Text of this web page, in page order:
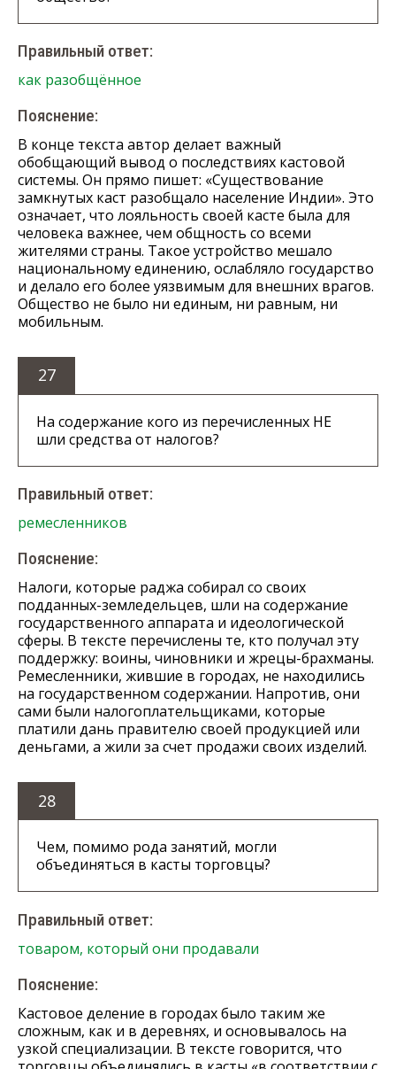
Правильный ответ:
как разобщённое
Пояснение:
В конце текста автор делает важный
обобщающий вывод о последствиях кастовой
системы. Он прямо пишет: «Существование
замкнутых каст разобщало население Индии». Это
означает, что лояльность своей касте была для
человека важнее, чем общность со всеми
жителями страны. Такое устройство мешало
национальному единению, ослабляло государство
и делало его более уязвимым для внешних врагов.
Общество не было ни единым, ни равным, ни
мобильным.
27
На содержание кого из перечисленных НЕ
шли средства от налогов?
Правильный ответ:
ремесленников
Пояснение:
Налоги, которые раджа собирал со своих
подданных-земледельцев, шли на содержание
государственного аппарата и идеологической
сферы. В тексте перечислены те, кто получал эту
поддержку: воины, чиновники и жрецы-брахманы.
Ремесленники, жившие в городах, не находились
на государственном содержании. Напротив, они
сами были налогоплательщиками, которые
платили дань правителю своей продукцией или
деньгами, а жили за счет продажи своих изделий.
28
Чем, помимо рода занятий, могли
объединяться в касты торговцы?
Правильный ответ:
товаром, который они продавали
Пояснение:
Кастовое деление в городах было таким же
сложным, как и в деревнях, и основывалось на
узкой специализации. В тексте говорится, что